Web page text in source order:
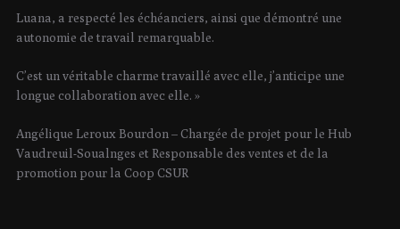
Luana, a respecté les échéanciers, ainsi que démontré une
autonomie de travail remarquable.
C’est un véritable charme travaillé avec elle, j’anticipe une
longue collaboration avec elle. »
Angélique Leroux Bourdon – Chargée de projet pour le Hub
Vaudreuil-Soualnges et Responsable des ventes et de la
promotion pour la Coop CSUR